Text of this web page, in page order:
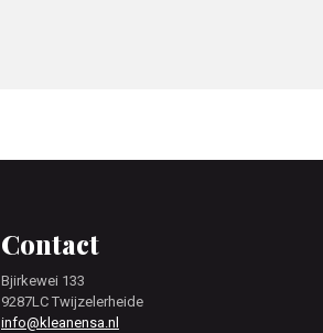
Contact
Bjirkewei 133
9287LC Twijzelerheide
info@kleanensa.nl